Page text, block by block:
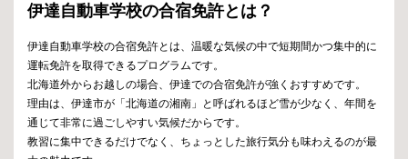
伊達自動車学校の合宿免許とは？
伊達自動車学校の合宿免許とは、温暖な気候の中で短期間かつ集中的に
運転免許を取得できるプログラムです。
北海道外からお越しの場合、伊達での合宿免許が強くおすすめです。
理由は、伊達市が「北海道の湘南」と呼ばれるほど雪が少なく、年間を
通じて非常に過ごしやすい気候だからです。
教習に集中できるだけでなく、ちょっとした旅行気分も味わえるのが最